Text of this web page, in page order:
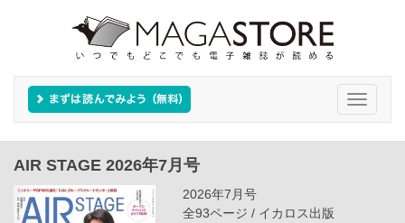
Toggle
AIR STAGE 2026年7月号
2026年7月号
全93ページ / イカロス出版